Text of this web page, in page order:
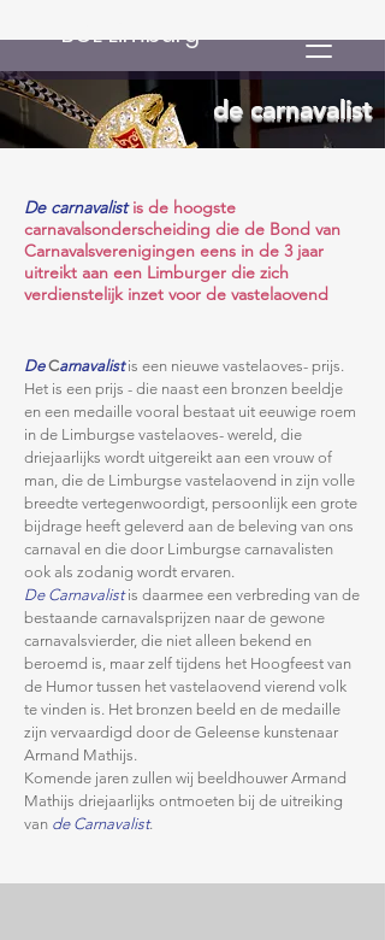
BCL Limburg
de carnavalist
De carnavalistis de hoogste
carnavalsonderscheiding die de Bond van
Carnavalsverenigingen eens in de 3 jaar
uitreikt aan een Limburger die zich
verdienstelijk inzet voor de vastelaovend
DeCarnavalistis een nieuwe vastelaoves- prijs.
Het is een prijs - die naast een bronzen beeldje
en een medaille vooral bestaat uit eeuwige roem
in de Limburgse vastelaoves- wereld, die
driejaarlijks wordt uitgereikt aan een vrouw of
man, die de Limburgse vastelaovend in zijn volle
breedte vertegenwoordigt, persoonlijk een grote
bijdrage heeft geleverd aan de beleving van ons
carnaval en die door Limburgse carnavalisten
ook als zodanig wordt ervaren.
De Carnavalistis daarmee een verbreding van de
bestaande carnavalsprijzen naar de gewone
carnavalsvierder, die niet alleen bekend en
beroemd is, maar zelf tijdens het Hoogfeest van
de Humor tussen het vastelaovend vierend volk
te vinden is. Het bronzen beeld en de medaille
zijn vervaardigd door de Geleense kunstenaar
Armand Mathijs.
Komende jaren zullen wij beeldhouwer Armand
Mathijs driejaarlijks ontmoeten bij de uitreiking
van de Carnavalist.